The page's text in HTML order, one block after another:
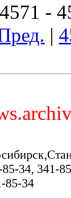
-
|
34, 341-
85-34